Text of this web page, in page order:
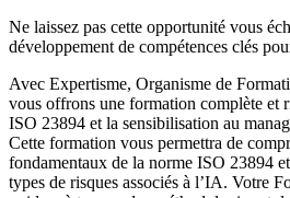
Ne laissez pas cette opportunité vous
développement de compétences clés
Avec Expertisme, Organisme de
vous offrons une formation complète et
ISO 23894 et la sensibilisation au
Cette formation vous permettra de
fondamentaux de la norme ISO 23894
types de risques associés à l’IA. Votre